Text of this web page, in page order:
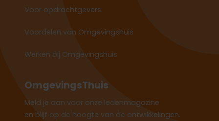
Voor opdrachtgevers
Voordelen van Omgevingshuis
Werken bij Omgevingshuis
OmgevingsThuis
Meld je aan voor onze ledenmagazine
en blijf op de hoogte van de ontwikkelingen.